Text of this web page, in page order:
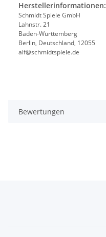
Herstellerinformationen:
Schmidt Spiele GmbH
Lahnstr. 21
Baden-Württemberg
Berlin, Deutschland, 12055
alf@schmidtspiele.de
Bewertungen